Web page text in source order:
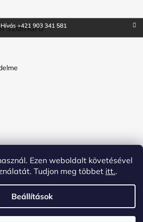
Ezen weboldalt követésével
Tudjon meg többet itt..
Beállítások
Hívás +421 903 341 581
számára
a bőrönd számzárján?